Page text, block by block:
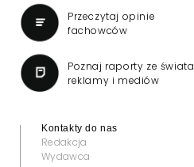
Przeczytaj opinie
fachowców
Poznaj raporty ze świata
reklamy i mediów
Kontakty do nas
Redakcja
Wydawca